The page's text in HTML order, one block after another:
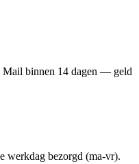
Mail binnen 14 dagen — geld
werkdag bezorgd (ma-vr).